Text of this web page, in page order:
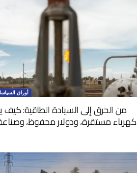
أوراق
من الحرق إلى السيادة الطاقية: كيف
كهرباء مستقرة، ودولار محفوظ، وصناعة